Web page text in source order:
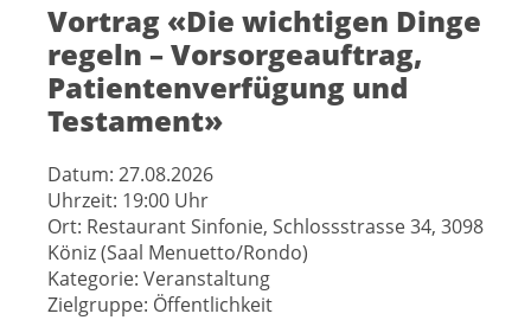
Vortrag «Die wichtigen Dinge
regeln – Vorsorgeauftrag,
Patientenverfügung und
Testament»
Datum: 27.08.2026
Uhrzeit: 19:00 Uhr
Ort: Restaurant Sinfonie, Schlossstrasse 34, 3098
Köniz (Saal Menuetto/Rondo)
Kategorie: Veranstaltung
Zielgruppe: Öffentlichkeit